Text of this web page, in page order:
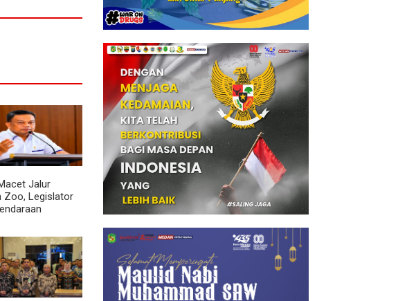
Jalur
Zoo, Legislator
Sumatera